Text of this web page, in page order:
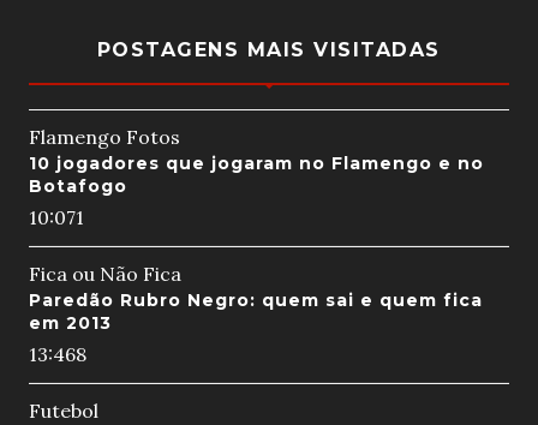
POSTAGENS MAIS VISITADAS
Flamengo Fotos
10 jogadores que jogaram no Flamengo e no
Botafogo
10:071
Fica ou Não Fica
Paredão Rubro Negro: quem sai e quem fica
em 2013
13:468
Futebol